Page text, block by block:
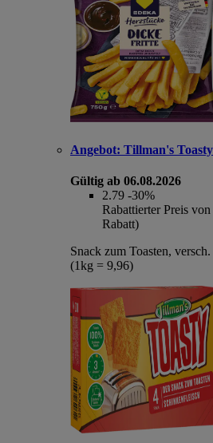
Angebot: Tillman's Toasty
Gültig ab 06.08.2026
2.79 -30%
Rabattierter Preis
Rabatt)
Snack zum Toasten,
(1kg = 9,96)